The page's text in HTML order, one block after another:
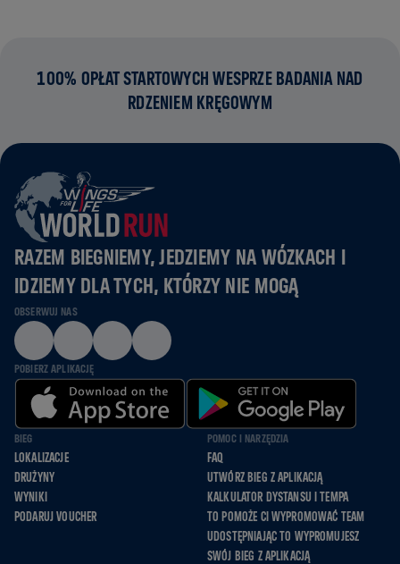
100% OPŁAT STARTOWYCH WESPRZE BADANIA NAD
RDZENIEM KRĘGOWYM
RAZEM BIEGNIEMY, JEDZIEMY NA WÓZKACH I
IDZIEMY DLA TYCH, KTÓRZY NIE MOGĄ
OBSERWUJ NAS
POBIERZ APLIKACJĘ
BIEG
LOKALIZACJE
DRUŻYNY
WYNIKI
PODARUJ VOUCHER
POMOC I NARZĘDZIA
FAQ
UTWÓRZ BIEG Z APLIKACJĄ
KALKULATOR DYSTANSU I TEMPA
TO POMOŻE CI WYPROMOWAĆ TEAM
UDOSTĘPNIAJĄC TO WYPROMUJESZ
SWÓJ BIEG Z APLIKACJĄ